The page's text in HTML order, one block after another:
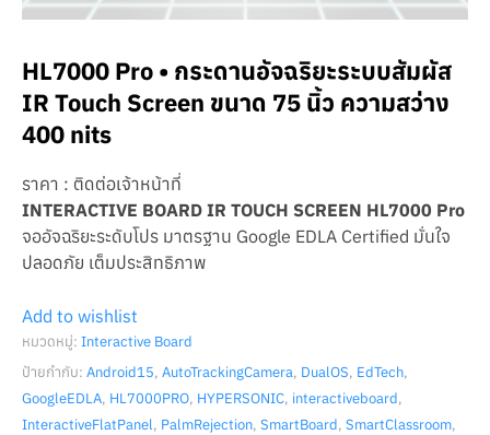
HL7000 Pro • กระดานอัจฉริยะระบบสัมผัส
IR Touch Screen ขนาด 75 นิ้ว ความสว่าง
400 nits
ราคา : ติดต่อเจ้าหน้าที่
INTERACTIVE BOARD IR TOUCH SCREEN HL7000 Pro
จออัจฉริยะระดับโปร มาตรฐาน Google EDLA Certified มั่นใจ
ปลอดภัย เต็มประสิทธิภาพ
Add to wishlist
หมวดหมู่: Interactive Board
ป้ายกำกับ: Android15, AutoTrackingCamera, DualOS, EdTech,
GoogleEDLA, HL7000PRO, HYPERSONIC, interactiveboard,
InteractiveFlatPanel, PalmRejection, SmartBoard, SmartClassroom,